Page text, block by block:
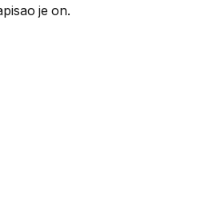
je on.